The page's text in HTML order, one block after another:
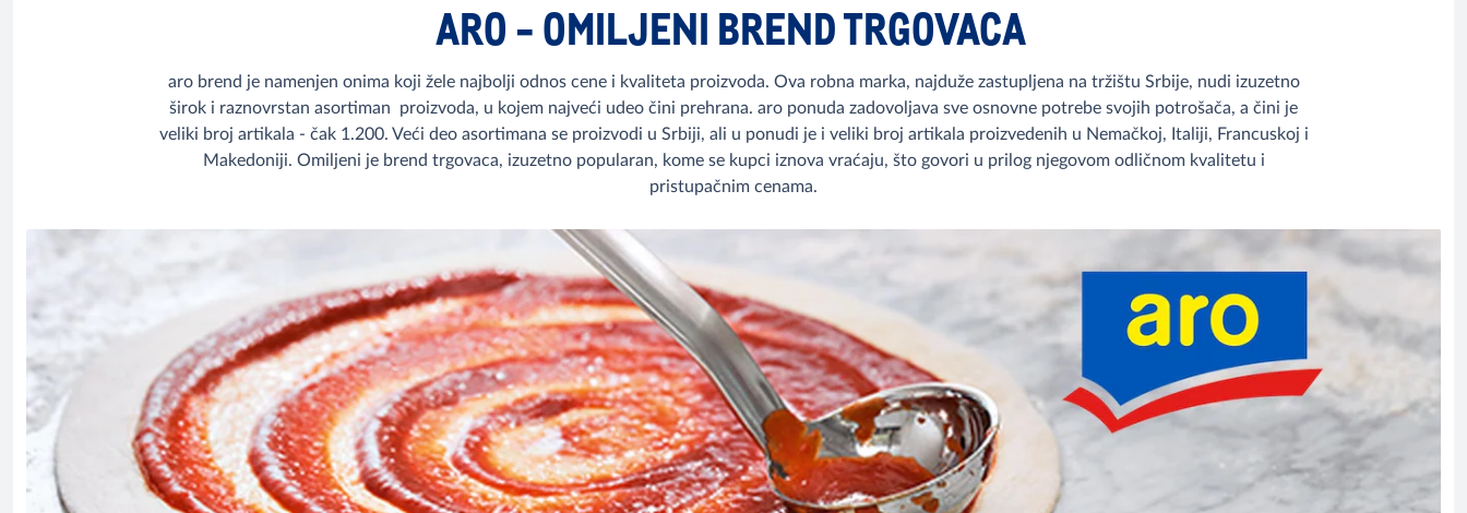
ARO - OMILJENI BREND TRGOVACA
aro brend je namenjen onima koji žele najbolji odnos cene i kvaliteta proizvoda. Ova robna marka, najduže zastupljena na tržištu Srbije, nudi izuzetno
širok i raznovrstan asortiman proizvoda, u kojem najveći udeo čini prehrana. aro ponuda zadovoljava sve osnovne potrebe svojih potrošača, a čini je
veliki broj artikala - čak 1.200. Veći deo asortimana se proizvodi u Srbiji, ali u ponudi je i veliki broj artikala proizvedenih u Nemačkoj, Italiji, Francuskoj i
Makedoniji. Omiljeni je brend trgovaca, izuzetno popularan, kome se kupci iznova vraćaju, što govori u prilog njegovom odličnom kvalitetu i
pristupačnim cenama.